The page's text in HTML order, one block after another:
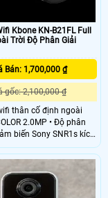
Kbone KN-B21FL Full
Phân Giải
Bán: 1,700,000 ₫
gốc: 2,100,000 ₫
thân cố định ngoài
2.0MP • Độ phân
biến Sony SNR1s kích
• Ống
2